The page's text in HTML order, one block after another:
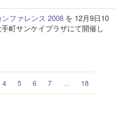
ファレンス 2008 を 12月9日10
町サンケイプラザにて開催し
4 5 6 7 … 18